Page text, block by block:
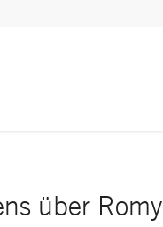
über